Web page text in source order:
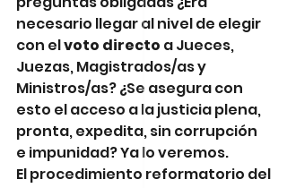
necesario llegar al nivel de elegir
con el voto directo a Jueces,
Juezas, Magistrados/as y
Ministros/as? ¿Se asegura con
esto el acceso a la justicia plena,
pronta, expedita, sin corrupción
e impunidad? Ya lo veremos.
El procedimiento reformatorio del